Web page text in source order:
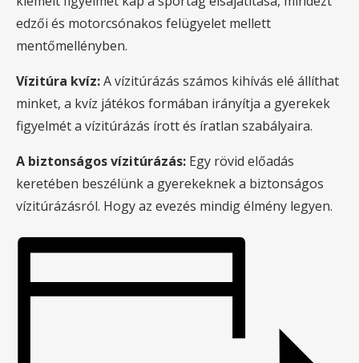
edzői és motorcsónakos felügyelet mellett
mentőmellényben.
Vízitúra kvíz:A vízitúrázás számos kihívás elé állíthat
minket, a kvíz játékos formában irányítja a gyerekek
figyelmét a vízitúrázás írott és íratlan szabályaira.
A biztonságos vízitúrázás: Egy rövid előadás
keretében beszélünk a gyerekeknek a biztonságos
vízitúrázásról. Hogy az evezés mindig élmény legyen.